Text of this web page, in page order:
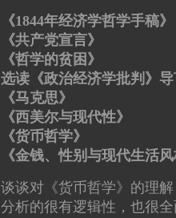
《1844年经济学哲
《共产党宣言》
《哲学的贫困
选读《政治经济学批判》
《马克思》 [美]
《西美尔与现代性
《货币哲学》
《金钱、性别与现代
谈谈对《货币哲学》的理
分析的很有逻辑性，也很